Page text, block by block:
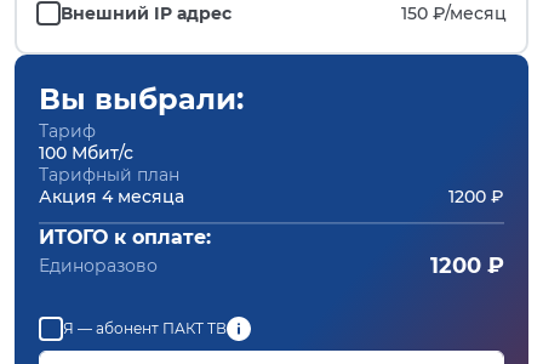
Внешний IP адрес 150 ₽/месяц
Вы выбрали:
Тариф
100 Мбит/с
Тарифный план
Акция 4 месяца
1200 ₽
ИТОГО к оплате:
Единоразово 1200 ₽
Я — абонент ПАКТ ТВ